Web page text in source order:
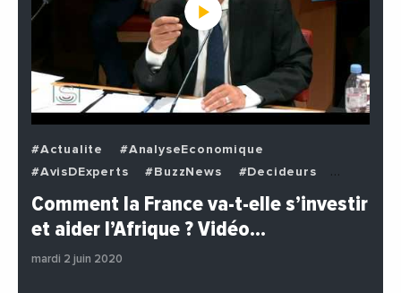
#Actualite
#AnalyseEconomique
#AvisDExperts
#BuzzNews
#Decideurs
#EchangesMediterraneens
#Economie
#Politique
Comment la France va-t-elle s’investir
et aider l’Afrique ? Vidéo…
mardi 2 juin 2020